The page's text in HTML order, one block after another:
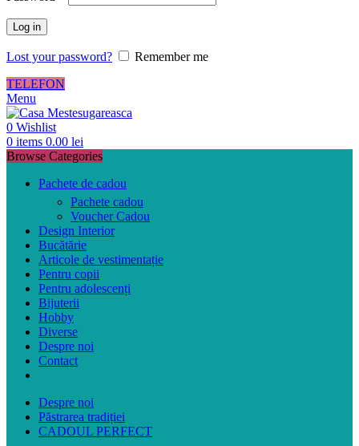
Log in
Lost your password?
Remember me
TELEFON
Menu
0 Wishlist
0 items 0.00 lei
Browse Categories
Pachete de cadou
Pachete cadou
Voucher Cadou
Design Interior
Bucătărie
Articole de vestimentație
Pentru copii
Pentru adolescenți
Bijuterii
Hobby
Diverse
Despre noi
Contact
Despre noi
Păstrarea tradiției
CADOUL PERFECT